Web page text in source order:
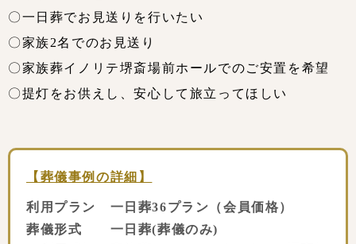
〇一日葬でお見送りを行いたい
〇家族2名でのお見送り
〇家族葬イノリテ堺斎場前ホールでのご安置を希望
〇提灯をお供えし、安心して旅立ってほしい
【葬儀事例の詳細】
利用プラン 一日葬36プラン（会員価格）
葬儀形式 一日葬(葬儀のみ)